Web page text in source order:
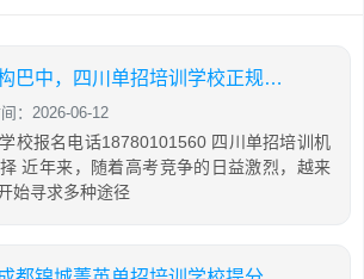
四川单招培训机构巴中，四川单招培训学校正规学校
：2026-06-12
校报名电话18780101560 四川单招培训机
近年来，随着高考竞争的日益激烈，越来
始寻求多种途径